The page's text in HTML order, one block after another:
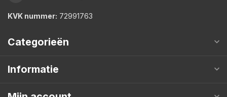
KVK nummer: 72991763
Categorieën
Informatie